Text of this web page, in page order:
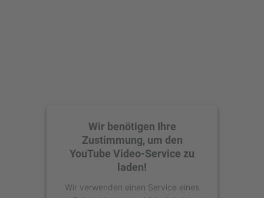
Wir benötigen Ihre
Zustimmung, um den
YouTube Video-Service zu
laden!
Wir verwenden einen Service eines